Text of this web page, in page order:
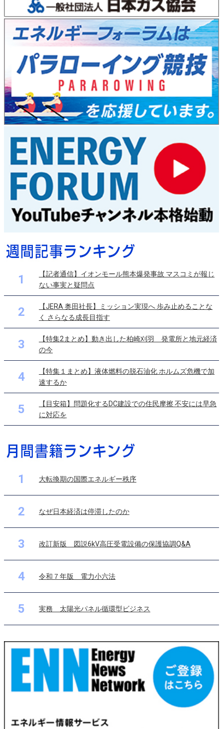
1
【記者通信】イオンモール熊本爆発事故 マスコミが報じ
ない事実と疑問点
2
【JERA 奥田社長】ミッション実現へ 歩み止めることな
く さらなる成長目指す
3
【特集2まとめ】動き出した柏崎刈羽 発電所と地元経済
の今
4
【特集１まとめ】液体燃料の脱石油化 ホルムズ危機で加
速するか
5
【目安箱】問題化するDC建設での住民摩擦 不安には早急
に対応を
1 大転換期の国際エネルギー秩序
2 なぜ日本経済は停滞したのか
3 改訂新版 図説6kV高圧受電設備の保護協調Q&A
4 令和７年版 電力小六法
5 実務 太陽光パネル循環型ビジネス